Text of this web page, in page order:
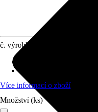
č. výrobku
Grilovací
Více informací o zboží
Množství (ks)